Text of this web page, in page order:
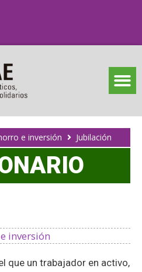
e inversión Jubilación
inversión
que un trabajador en activo,